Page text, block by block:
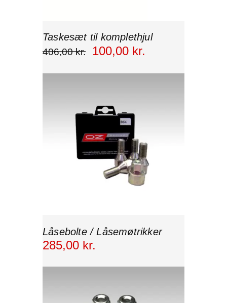
Taskesæt til komplethjul
406,00 kr. 100,00 kr.
Låsebolte / Låsemøtrikker
285,00 kr.